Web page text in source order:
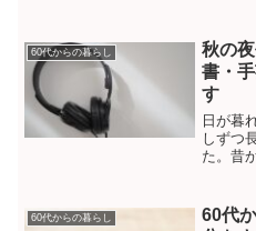
少しで
こ数年
60代からの暮らし
秋の
書・
す
日が暮
しずつ
た。昔
いきま
過ごす
60代からの暮らし
60代